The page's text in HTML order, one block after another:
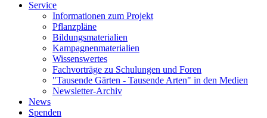
Service
Informationen zum Projekt
Pflanzpläne
Bildungsmaterialien
Kampagnenmaterialien
Wissenswertes
Fachvorträge zu Schulungen und Foren
"Tausende Gärten - Tausende Arten" in den Medien
Newsletter-Archiv
News
Spenden